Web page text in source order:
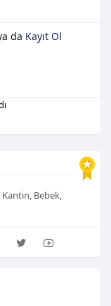
Bebek,
da Kayıt Ol